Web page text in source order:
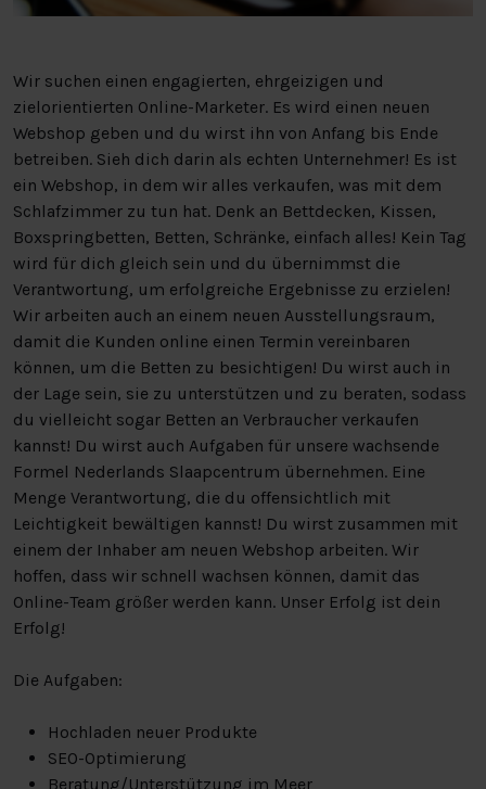
Wir suchen einen engagierten, ehrgeizigen und
zielorientierten Online-Marketer. Es wird einen neuen
Webshop geben und du wirst ihn von Anfang bis Ende
betreiben. Sieh dich darin als echten Unternehmer! Es ist
ein Webshop, in dem wir alles verkaufen, was mit dem
Schlafzimmer zu tun hat. Denk an Bettdecken, Kissen,
Boxspringbetten, Betten, Schränke, einfach alles! Kein Tag
wird für dich gleich sein und du übernimmst die
Verantwortung, um erfolgreiche Ergebnisse zu erzielen!
Wir arbeiten auch an einem neuen Ausstellungsraum,
damit die Kunden online einen Termin vereinbaren
können, um die Betten zu besichtigen! Du wirst auch in
der Lage sein, sie zu unterstützen und zu beraten, sodass
du vielleicht sogar Betten an Verbraucher verkaufen
kannst! Du wirst auch Aufgaben für unsere wachsende
Formel Nederlands Slaapcentrum übernehmen. Eine
Menge Verantwortung, die du offensichtlich mit
Leichtigkeit bewältigen kannst! Du wirst zusammen mit
einem der Inhaber am neuen Webshop arbeiten. Wir
hoffen, dass wir schnell wachsen können, damit das
Online-Team größer werden kann. Unser Erfolg ist dein
Erfolg!
Die Aufgaben:
Hochladen neuer Produkte
SEO-Optimierung
Beratung/Unterstützung im Meer